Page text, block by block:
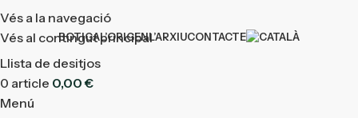
Vés a la navegació
Vés al contingut principal
BOTIGAL’ORIGENL’ARXIUCONTACTE
Llista de desitjos
0 article 0,00€
Menú